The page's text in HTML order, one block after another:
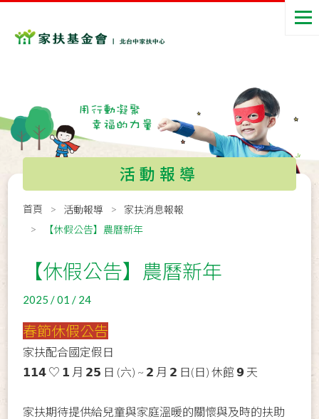
活動報導
首頁 活動報導
家扶消息報報
【休假公告】農曆新年
【休假公告】農曆新年
2025 / 01 / 24
春節休假公告
家扶配合國定假日
𝟭𝟭𝟰 ♡ 𝟭 月 𝟮𝟱 日 (六) ~ 𝟮 月 𝟮 日(日) 休館 𝟵 天
家扶期待提供給兒童與家庭溫暖的關懷與及時的扶助